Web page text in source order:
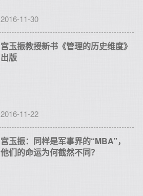
2016-11-30
宫玉振教授新书《管理的历史维度》
出版
2016-11-22
宫玉振：同样是军事界的“MBA”，
他们的命运为何截然不同？